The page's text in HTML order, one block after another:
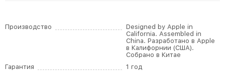
Производство
Designed by Apple in
California. Assembled in
China. Разработано в Apple
в Калифорнии (США).
Собрано в Китае
Гарантия
1 год